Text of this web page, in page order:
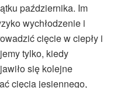
października. Im
wychłodzenie i
cięcie w ciepły i
tylko, kiedy
się kolejne
cięcia jesiennego,